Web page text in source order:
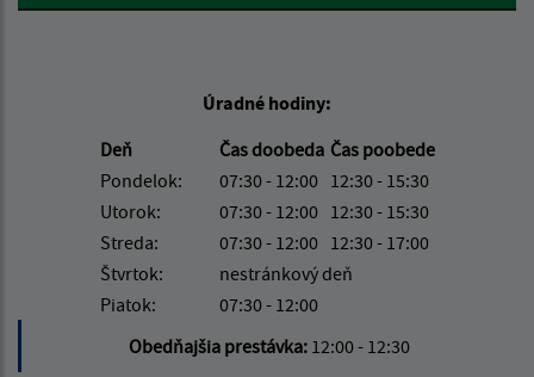
Úradné hodiny:
Deň
Čas doobeda Čas poobede
Pondelok:
07:30 - 12:00 12:30 - 15:30
Utorok:
07:30 - 12:00 12:30 - 15:30
Streda:
07:30 - 12:00 12:30 - 17:00
Štvrtok:
nestránkový deň
Piatok:
07:30 - 12:00
Obedňajšia prestávka: 12:00 - 12:30